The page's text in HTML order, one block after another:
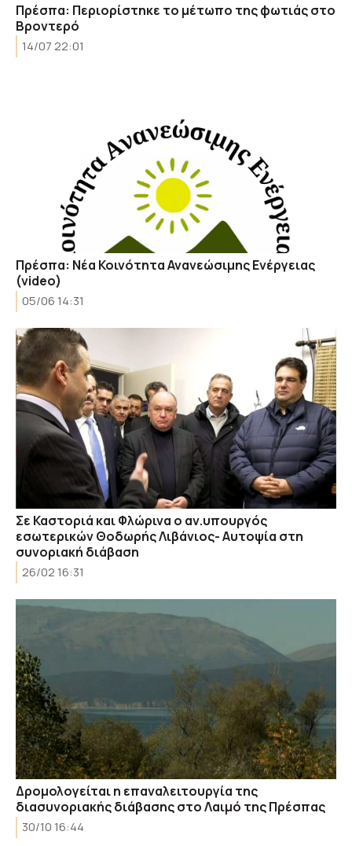
Πρέσπα: Περιορίστηκε το μέτωπο της φωτιάς στο
Βροντερό
14/07 22:01
Πρέσπα: Νέα Κοινότητα Ανανεώσιμης Ενέργειας
(video)
05/06 14:31
Σε Καστοριά και Φλώρινα ο αν.υπουργός
εσωτερικών Θοδωρής Λιβάνιος- Αυτοψία στη
συνοριακή διάβαση
26/02 16:31
Δρομολογείται η επαναλειτουργία της
διασυνοριακής διάβασης στο Λαιμό της Πρέσπας
30/10 16:44